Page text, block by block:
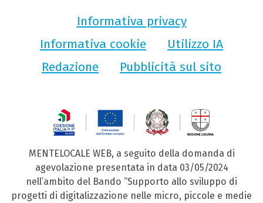
Informativa privacy
Informativa cookie
Utilizzo IA
Redazione
Pubblicità sul sito
MENTELOCALE WEB, a seguito della domanda di
agevolazione presentata in data 03/05/2024
nell’ambito del Bando “Supporto allo sviluppo di
progetti di digitalizzazione nelle micro, piccole e medie